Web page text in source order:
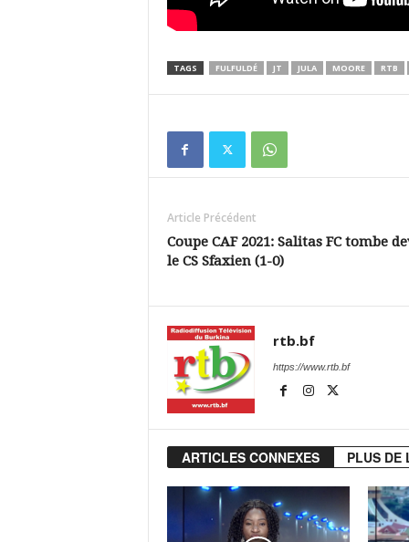
TAGS FULFULDÉ JT JULA MOORE RTB
Article Précédent
Coupe CAF 2021: Salitas FC tombe
le CS Sfaxien (1-0)
rtb.bf
https://www.rtb.bf
ARTICLES CONNEXES PLUS DE